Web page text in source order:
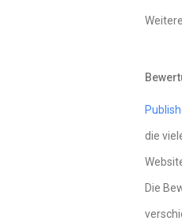
die
Die